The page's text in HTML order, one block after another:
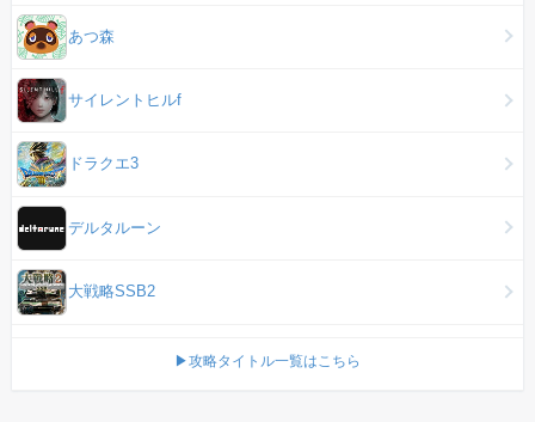
あつ森
サイレントヒルf
ドラクエ3
デルタルーン
大戦略SSB2
▶攻略タイトル一覧はこちら